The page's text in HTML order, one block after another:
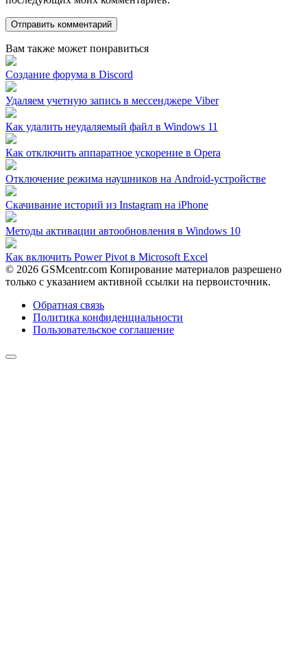
Вам также может понравиться
Создание форума в Discord
Удаляем учетную запись в мессенджере Viber
Как удалить неудаляемый файл в Windows 11
Как отключить аппаратное ускорение в Opera
Отключение режима наушников на Android-устройстве
Скачивание историй из Instagram на iPhone
Методы активации автообновления в Windows 10
Как включить Power Pivot в Microsoft Excel
© 2026 GSMcentr.com Копирование материалов разрешено
только с указанием активной ссылки на первоисточник.
Обратная связь
Политика конфиденциальности
Пользовательское соглашение